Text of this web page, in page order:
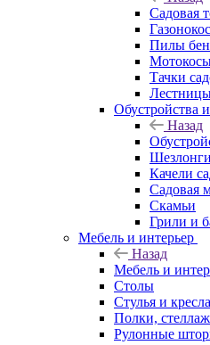
Садовая
Пилы
Тачки
Обустройства
Назад
Качели
Садовая
Скамьи
Грили и
Мебель и интерьер
Назад
Мебель и
Столы
Стулья и кресла
Полки,
Рулонные